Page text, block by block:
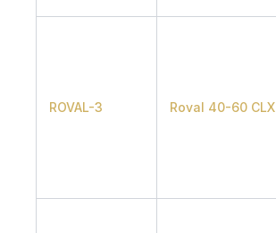
ROVAL-3 Roval 40-60 CLX